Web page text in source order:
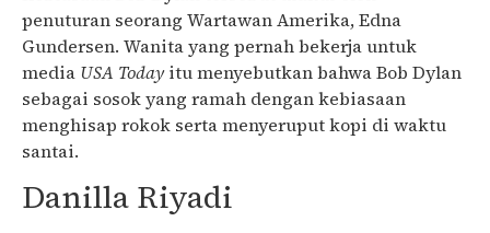
penuturan seorang Wartawan Amerika, Edna
Gundersen. Wanita yang pernah bekerja untuk
media USA Todayitu menyebutkan bahwa Bob Dylan
sebagai sosok yang ramah dengan kebiasaan
menghisap rokok serta menyeruput kopi di waktu
santai.
Danilla Riyadi